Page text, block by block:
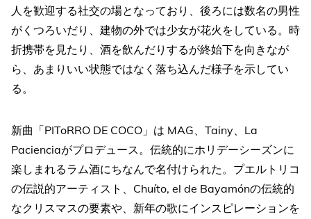
人を歓迎する社交の場となっており、後ろには数名の男性
がくつろいだり、建物の外では少女が花火をしている。時
折携帯を見たり、酒を飲んだりするが終始下を向きなが
ら、あまりいい状態ではなく落ち込んだ様子を示してい
る。
新曲「PIToRRO DE COCO」は MAG、Tainy、La
Pacienciaがプロデュース。伝統的にホリデーシーズンに
楽しまれるラム酒にちなんで名付けられた。プエルトリコ
の伝説的アーティスト、Chuíto, el de Bayamónの伝統的
なクリスマスの要素や、新年の歌にインスピレーションを